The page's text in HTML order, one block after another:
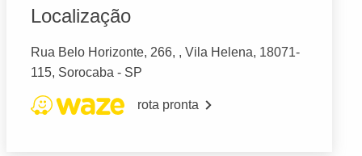
Localização
Rua Belo Horizonte, 266, , Vila Helena, 18071-
115, Sorocaba - SP
rota pronta